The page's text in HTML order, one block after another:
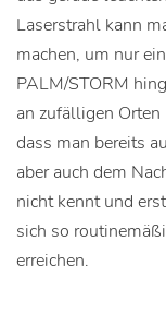
Laserstrahl kann
machen, um nur
PALM/STORM
an zufälligen
dass man bereits
aber auch dem
nicht kennt und
sich so
erreichen.